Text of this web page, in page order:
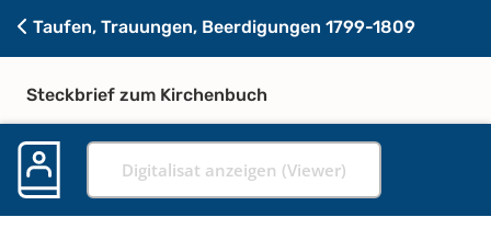
Taufen, Trauungen, Beerdigungen 1799-1809
Steckbrief zum Kirchenbuch
Digitalisat anzeigen (Viewer)